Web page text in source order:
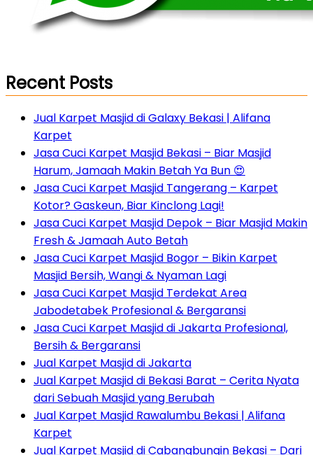
Recent Posts
Jual Karpet Masjid di Galaxy Bekasi | Alifana
Karpet
Jasa Cuci Karpet Masjid Bekasi – Biar Masjid
Harum, Jamaah Makin Betah Ya Bun 😍
Jasa Cuci Karpet Masjid Tangerang – Karpet
Kotor? Gaskeun, Biar Kinclong Lagi!
Jasa Cuci Karpet Masjid Depok – Biar Masjid Makin
Fresh & Jamaah Auto Betah
Jasa Cuci Karpet Masjid Bogor – Bikin Karpet
Masjid Bersih, Wangi & Nyaman Lagi
Jasa Cuci Karpet Masjid Terdekat Area
Jabodetabek Profesional & Bergaransi
Jasa Cuci Karpet Masjid di Jakarta Profesional,
Bersih & Bergaransi
Jual Karpet Masjid di Jakarta
Jual Karpet Masjid di Bekasi Barat – Cerita Nyata
dari Sebuah Masjid yang Berubah
Jual Karpet Masjid Rawalumbu Bekasi | Alifana
Karpet
Jual Karpet Masjid di Cabangbungin Bekasi – Dari